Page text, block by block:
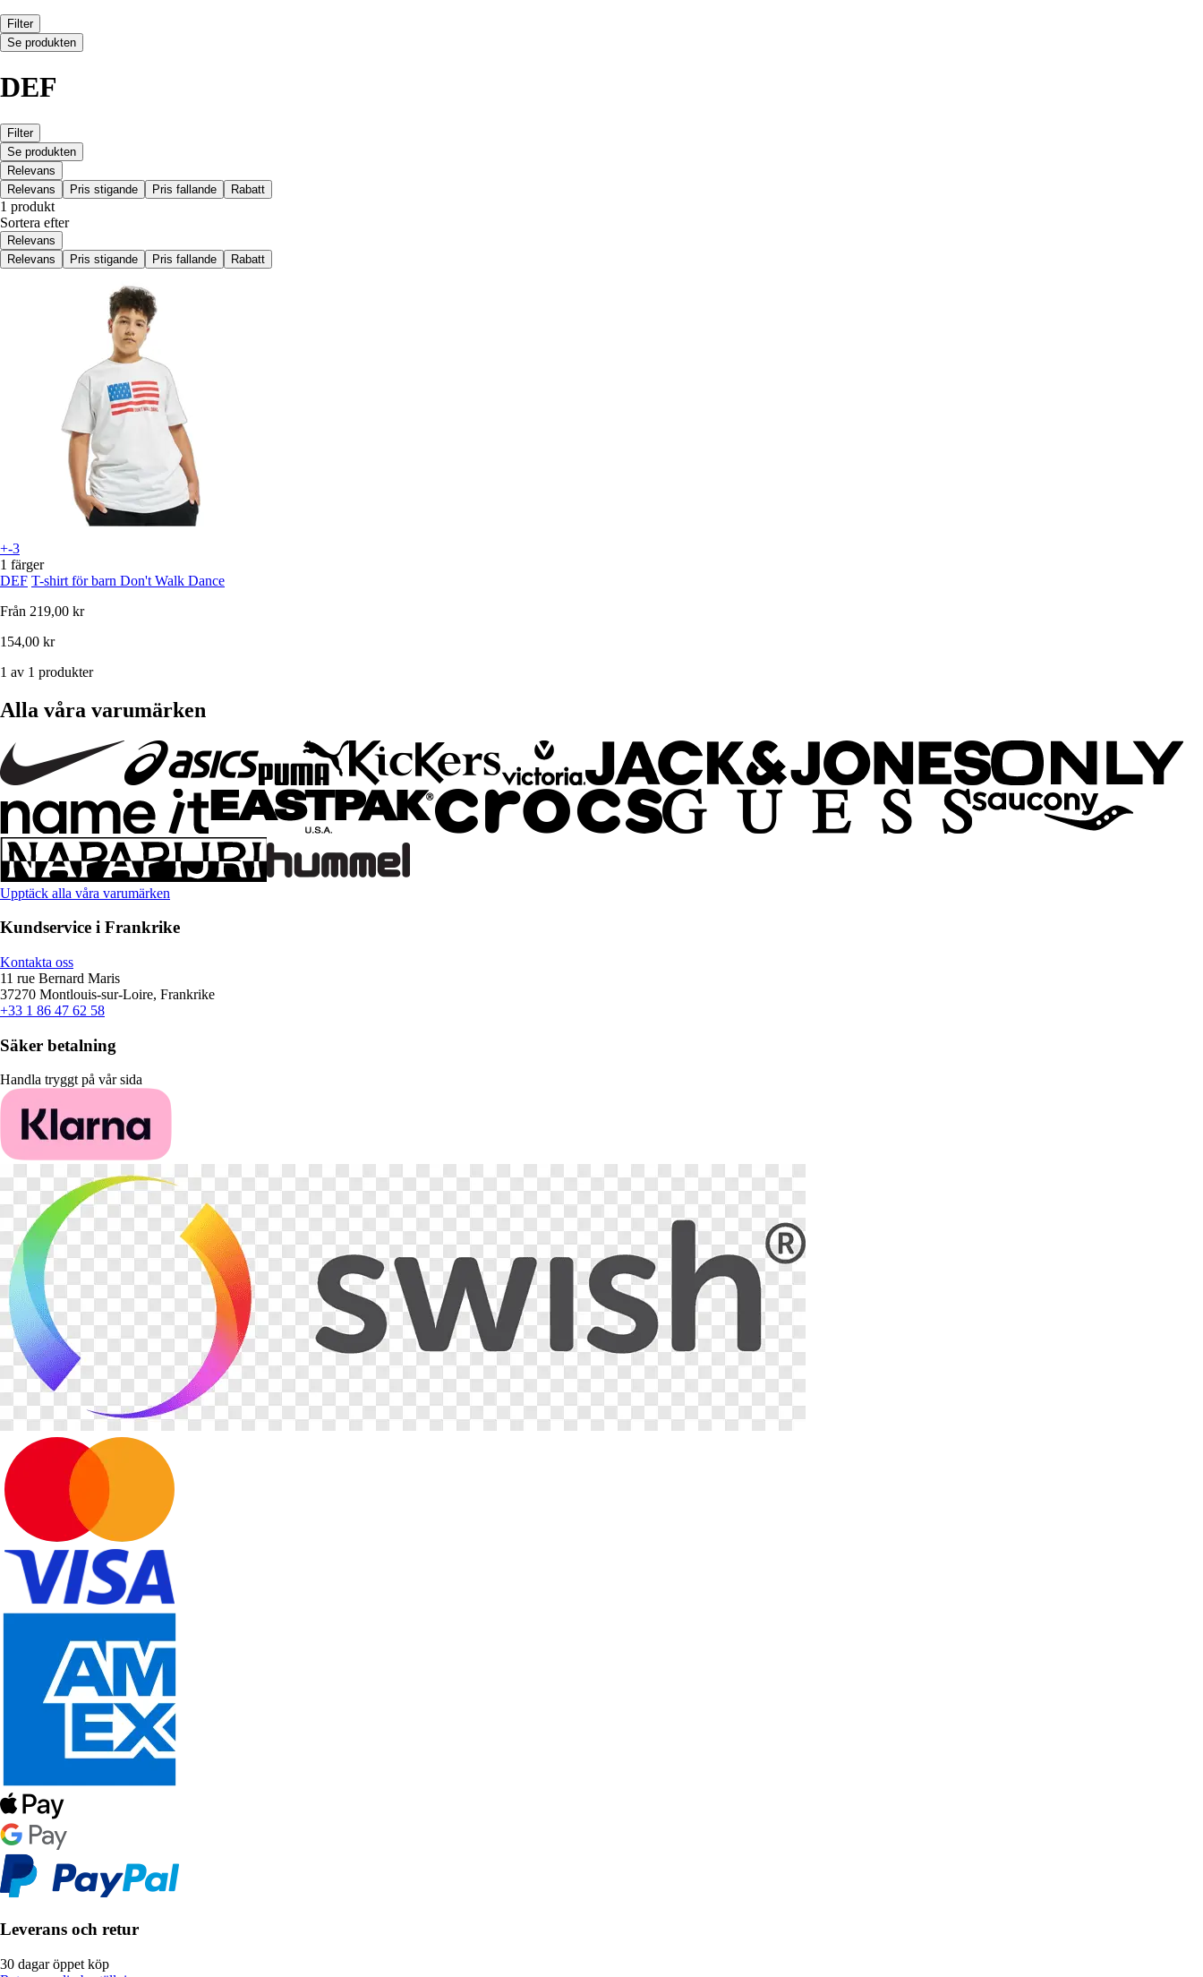
Filter
Se produkten
DEF
Filter
Se produkten
Relevans
Relevans
Pris stigande Pris fallande Rabatt
1 produkt
Sortera efter
Relevans
Relevans
Pris stigande Pris fallande Rabatt
+-3
1 färger
DEF T-shirt för barn Don't Walk Dance
Från 219,00 kr
154,00 kr
1 av 1 produkter
Alla våra varumärken
Upptäck alla våra varumärken
Kundservice i Frankrike
Kontakta oss
11 rue Bernard Maris
37270 Montlouis-sur-Loire, Frankrike
+33 1 86 47 62 58
Säker betalning
Handla tryggt på vår sida
Leverans och retur
30 dagar öppet köp